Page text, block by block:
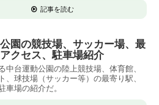
記事を読む
園の競技場、サッカー場、最
クセス、駐車場紹介
中台運動公園の陸上競技場、体育館、
、球技場（サッカー等）の最寄り駅、
車場の紹介だ。